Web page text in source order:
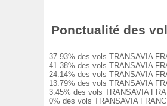
Ponctualité des
37.93% des vols TRANSAVIA
41.38% des vols TRANSAVIA
24.14% des vols TRANSAVIA
13.79% des vols TRANSAVIA
3.45% des vols TRANSAVIA
0% des vols TRANSAVIA